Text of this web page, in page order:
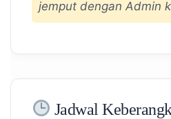
jemput dengan Admin
Jadwal